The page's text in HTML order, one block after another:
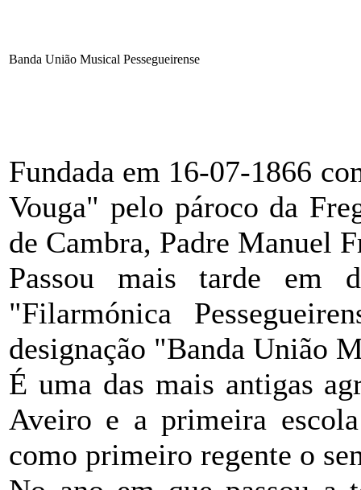
Banda União Musical Pessegueirense
Fundada em 16-07-1866
Vouga" pelo pároco da
de Cambra, Padre Manuel
Passou mais tarde em
"Filarmónica
designação "Banda União
É uma das mais antigas
Aveiro e a primeira
como primeiro regente o